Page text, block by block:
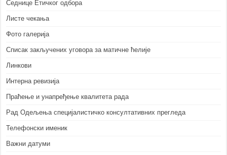
Седнице Етичког одбора
Листе чекања
Фото галерија
Списак закључених уговора за матичне ћелије
Линкови
Интерна ревизија
Праћење и унапређење квалитета рада
Рад Одељења специјалистичко консултативних прегледа
Телефонски именик
Важни датуми